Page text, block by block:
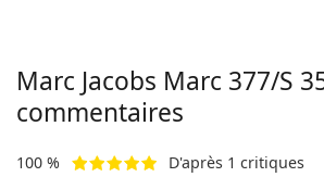
Marc Jacobs Marc 377/S
commentaires
100 % D'après 1 critiques